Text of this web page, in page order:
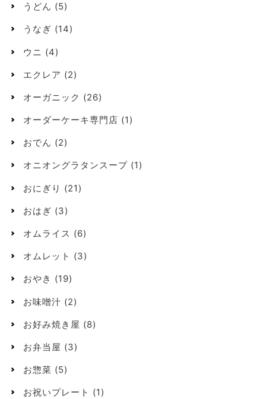
うどん (5)
うなぎ (14)
ウニ (4)
エクレア (2)
オーガニック (26)
オーダーケーキ専門店 (1)
おでん (2)
オニオングラタンスープ (1)
おにぎり (21)
おはぎ (3)
オムライス (6)
オムレット (3)
おやき (19)
お味噌汁 (2)
お好み焼き屋 (8)
お弁当屋 (3)
お惣菜 (5)
お祝いプレート (1)